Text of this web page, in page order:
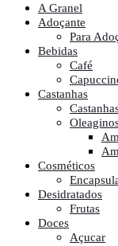
A Granel
Adoçante
Para
Bebidas
Café
Castanhas
Cosméticos
Desidratados
Frutas
Doces
Açucar